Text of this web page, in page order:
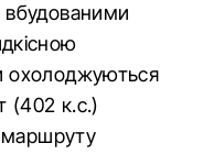
охолоджуються
(402 к.с.)
маршруту